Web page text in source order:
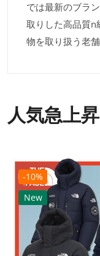
では最新のブラ
取りした高品質n
物を取り扱う老
人気急上昇
-10%
New